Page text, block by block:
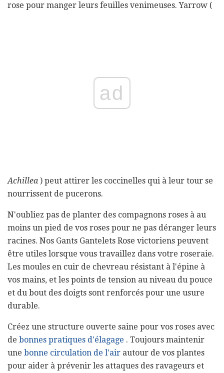
rose pour manger leurs feuilles venimeuses. Yarrow (
ad
Achillea ) peut attirer les coccinelles qui à leur tour se
nourrissent de pucerons.
N'oubliez pas de planter des compagnons roses à au
moins un pied de vos roses pour ne pas déranger leurs
racines. Nos Gants Gantelets Rose victoriens peuvent
être utiles lorsque vous travaillez dans votre roseraie.
Les moules en cuir de chevreau résistant à l'épine à
vos mains, et les points de tension au niveau du pouce
et du bout des doigts sont renforcés pour une usure
durable.
Créez une structure ouverte saine pour vos roses avec
de bonnes pratiques d'élagage . Toujours maintenir
une bonne circulation de l'air autour de vos plantes
pour aider à prévenir les attaques des ravageurs et